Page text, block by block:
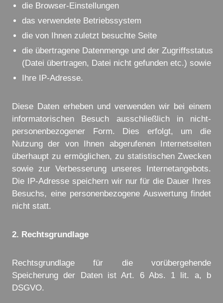
die Browser-Einstellungen
das verwendete Betriebssystem
die von Ihnen zuletzt besuchte Seite
die übertragene Datenmenge und der Zugriffsstatus
(Datei übertragen, Datei nicht gefunden etc.) sowie
Ihre IP-Adresse.
Diese Daten erheben und verwenden wir bei einem
informatorischen Besuch ausschließlich in nicht-
personenbezogener Form. Dies erfolgt, um die
Nutzung der von Ihnen abgerufenen Internetseiten
überhaupt zu ermöglichen, zu statistischen Zwecken
sowie zur Verbesserung unseres Internetangebots.
Die IP-Adresse speichern wir nur für die Dauer Ihres
Besuchs, eine personenbezogene Auswertung findet
nicht statt.
2. Rechtsgrundlage
Rechtsgrundlage für die vorübergehende
Speicherung der Daten ist Art. 6 Abs. 1 lit. a, b
DSGVO.